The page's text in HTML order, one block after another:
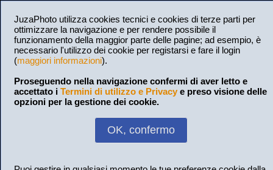
JuzaPhoto utilizza cookies tecnici e cookies di terze parti per
ottimizzare la navigazione e per rendere possibile il
funzionamento della maggior parte delle pagine; ad esempio, è
necessario l'utilizzo dei cookie per registarsi e fare il login
(maggiori informazioni).
Proseguendo nella navigazione confermi di aver letto e
accettato i Termini di utilizzo e Privacy e preso visione delle
opzioni per la gestione dei cookie.
OK, confermo